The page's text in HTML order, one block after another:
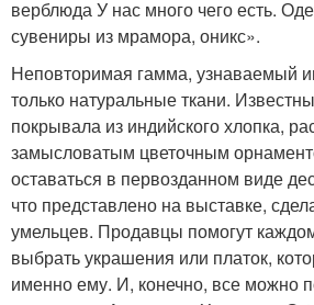
верблюда У нас много чего есть.
сувениры из мрамора, оникс».
Неповторимая гамма, узнаваемый
только натуральные ткани.
покрывала из индийского хлопка,
замысловатым цветочным
оставаться в первозданном виде
что представлено на выставке,
умельцев. Продавцы помогут
выбрать украшения или платок,
именно ему. И, конечно, все можно